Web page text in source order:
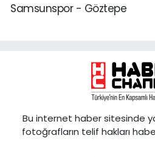
Samsunspor - Göztepe
Bu internet haber sitesinde
fotoğrafların telif hakları